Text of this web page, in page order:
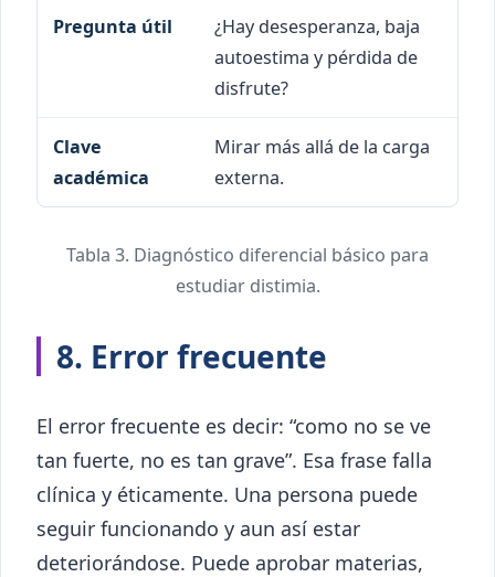
¿Hay desesperanza, baja
autoestima y pérdida de
disfrute?
Mirar más allá de la carga
externa.
Tabla 3. Diagnóstico diferencial básico para
estudiar distimia.
8. Error frecuente
El error frecuente es decir: “como no se ve
tan fuerte, no es tan grave”. Esa frase falla
clínica y éticamente. Una persona puede
seguir funcionando y aun así estar
deteriorándose. Puede aprobar materias,